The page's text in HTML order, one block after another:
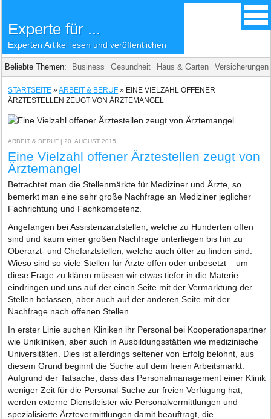
Experte für ...
Experten Artikel lesen und veröffentlichen
Beliebte Themen: Business Gesundheit Haus & Garten Versicherungen
STARTSEITE »ARBEIT & BERUF » EINE VIELZAHL OFFENER
ÄRZTESTELLEN ZEUGT VON ÄRZTEMANGEL
ARBEIT & BERUF | 20. AUGUST 2015
Eine Vielzahl offener Ärztestellen zeugt von
Ärztemangel
Betrachtet man die Stellenmärkte für Mediziner und Ärzte, so
bemerkt man eine sehr große Nachfrage an Mediziner jeglicher
Fachrichtung und Fachkompetenz.
Angefangen bei Assistenzarztstellen, welche zu Hunderten offen
sind und kaum einer großen Nachfrage unterliegen bis hin zu
Oberarzt- und Chefarztstellen, welche auch öfter zu finden sind.
Wieso sind so viele Stellen für Ärzte offen oder unbesetzt – um
diese Frage zu klären müssen wir etwas tiefer in die Materie
eindringen und uns auf der einen Seite mit der Vermarktung der
Stellen befassen, aber auch auf der anderen Seite mit der
Nachfrage nach offenen Stellen.
In erster Linie suchen Kliniken ihr Personal bei Kooperationspartner
wie Unikliniken, aber auch in Ausbildungsstätten wie medizinische
Universitäten. Dies ist allerdings seltener von Erfolg belohnt, aus
diesem Grund beginnt die Suche auf dem freien Arbeitsmarkt.
Aufgrund der Tatsache, dass das Personalmanagement einer Klinik
weniger Zeit für die Personal-Suche zur freien Verfügung hat,
werden externe Dienstleister wie Personalvermittlungen und
spezialisierte Ärztevermittlungen damit beauftragt, die